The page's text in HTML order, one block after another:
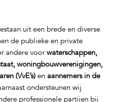
uit een brede en diverse
de publieke en private
andere voor waterschappen,
woningbouwverenigingen,
(VvE’s)en aannemers in de
ondersteunen wij
professionele partijen bij